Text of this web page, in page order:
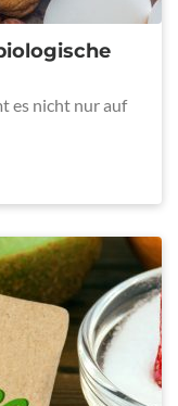
es nicht nur auf